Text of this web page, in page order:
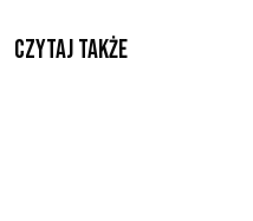
Czytaj także